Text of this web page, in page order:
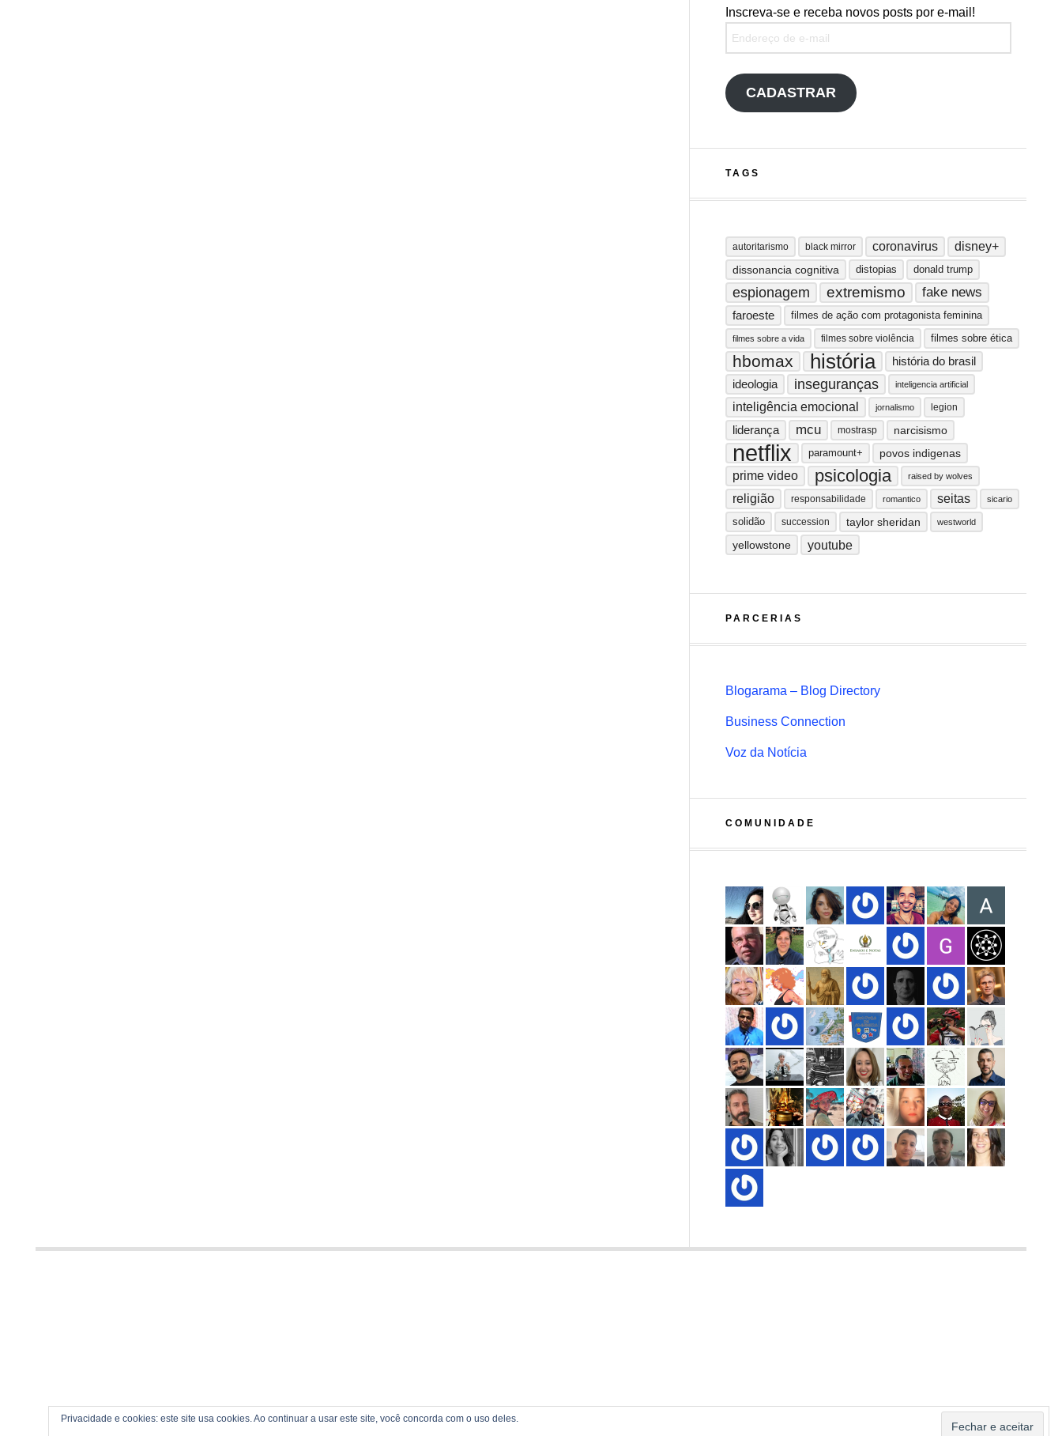
Inscreva-se e receba novos posts por e-mail!
CADASTRAR
TAGS
autoritarismo black mirror coronavirus disney+
dissonancia cognitiva distopias donald trump
espionagem extremismo fake news
faroeste filmes de ação com protagonista feminina
filmes sobre a vida filmes sobre violência filmes sobre ética
hbomax história história do brasil
ideologia inseguranças inteligencia artificial
inteligência emocional jornalismo legion
liderança mcu mostrasp narcisismo
netflix paramount+ povos indigenas
prime video psicologia raised by wolves
religião responsabilidade romantico seitas sicario
solidão succession taylor sheridan westworld
yellowstone youtube
Privacidade e cookies: este site usa cookies. Ao continuar a usar este site, você concorda com o uso deles.
PARCERIAS
Blogarama – Blog Directory
Business Connection
Voz da Notícia
COMUNIDADE